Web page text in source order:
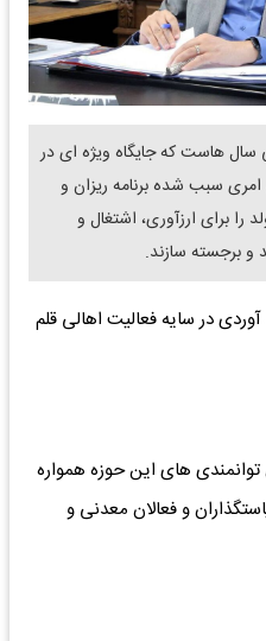
هاست که جایگاه ویژه ای در
سبب شده برنامه ریزان و
برای ارزآوری، اشتغال و
‌و برجسته سازند.
در سایه فعالیت اهالی قلم
توانمندی های این حوزه همواره
و فعالان معدنی و